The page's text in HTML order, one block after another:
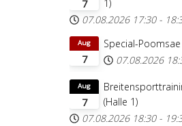
7
1)
07.08.2026 17:30 -
7
Aug
Special-Poomsae
07.08.2026
7
Aug
(Halle 1)
07.08.2026 18:30 -